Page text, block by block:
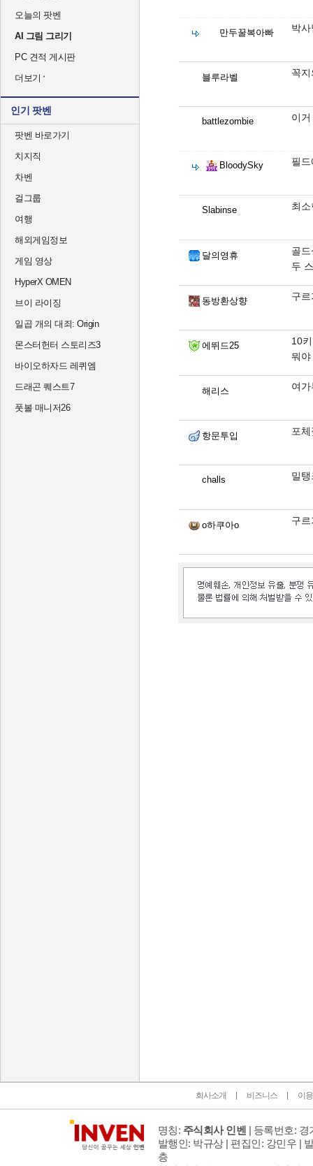
오늘의 팟벤
AI 그림 그리기
PC 견적 게시판
더보기
인기 팟벤
팟벤 바로가기
치지직
차벤
걸그룹
여행
해외게임정보
게임 영상
HyperX OMEN
브이 라이징
일곱 개의 대죄: Origin
몬스터헌터 스토리즈3
바이오하자드 레퀴엠
드래곤 퀘스트7
풋볼 매니저26
만두꿀복아빠 박
블루라벨 꼭
battlezombie 이
BloodySky 필
Slabinse 최
달의영휴
골
두
동방환상향 구
에뛰드25
10
뭐야
해리스 여
항문투입 포
challs 밀
o하쿠아o 구
회사소개 비즈니스 이
명칭: 주식회사 인벤 | 등록번호: 경
발행인: 박규상 | 편집인: 강민우 |
층